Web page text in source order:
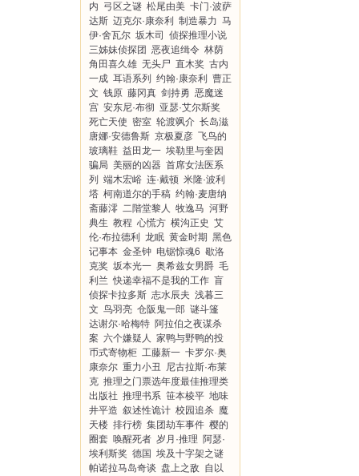
内 弓区之谜 松尾由美 卡门·波萨
达斯 迈克尔·康奈利 制造暴力 马
伊·舍瓦尔 坂木司
侦探推理小说
三姊妹侦探团 恶夜追缉令 林荫
角田喜久雄 无头尸 直木奖 古内
一成 耳语系列 约翰·康奈利
曹正
文 钱原 藤冈真 剑持勇 恶魔迷
宫 安东尼·布彻 亚瑟·艾尔斯奖
死亡天使 密室 轮渡飒介 长岛滋
唐娜·安德鲁斯 京极夏彦 飞鸟的
玻璃鞋 益田龙一 埃勒里与奎因
骗局 美丽的凶器 首席女法医系
列
端木宏峪 连·戴顿 米隆·波利
塔 柯南道尔的手稿 约翰·麦唐纳
斋藤澪 二階堂黎人 牧逸马 河野
典生 教程 心慌方 横沟正史 艾
伦·布拉德利
龙眠 黄金时期 黑色
记事本 金圣钟 电锯惊魂6 歇洛
克奖 坂本光一 奥希兹女男爵 毛
利兰 快递幸福不是我的工作 盲
侦探卡拉多斯 志水辰夫 浅暮三
文 鸟羽亮 仓阪鬼一郎 谜斗篷
达谢尔·哈梅特 阿拉伯之夜谋杀
案 六个嫌疑人 家鸭与野鸭的投
币式寄物柜 工藤新一 卡罗尔·奥
康奈尔 重力小丑 尼古拉斯·布莱
克 推理之门票选年度最佳推理类
出版社 推理书系 笹本棱平 地味
井平造 叙述性诡计 校园追杀 魔
天楼 排行榜 集团劫车事件 樱的
圈套 唤醒死者 岁月·推理 阿瑟·
埃利斯奖 德国 埃及十字架之谜
帕诺拉马岛奇谈 盘上之敌 自以